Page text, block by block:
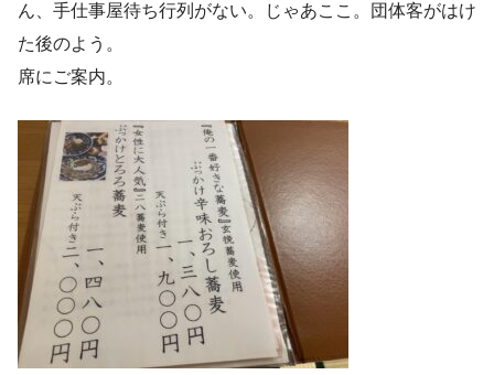
ん、手仕事屋待ち行列がない。じゃあここ。団体客がはけ
た後のよう。
席にご案内。